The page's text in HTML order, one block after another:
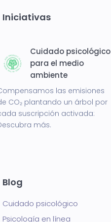
Iniciativas
Cuidado psicológico
para el medio
ambiente
las emisiones
CO₂ plantando un árbol por
suscripción activada:
más.
Blog
Cuidado psicológico
Psicología en línea